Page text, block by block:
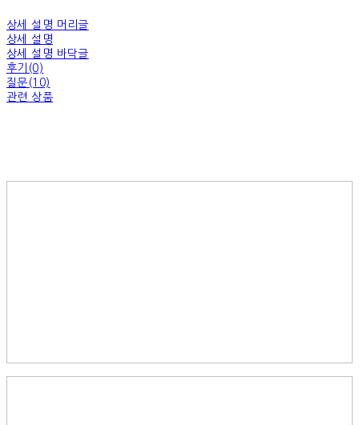
상세 설명 머리글
상세 설명
상세 설명 바닥글
후기(0)
질문(10)
관련 상품